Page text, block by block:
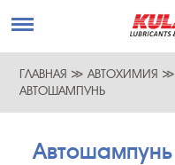
ГЛАВНАЯ ≫ АВТОХИМИЯ ≫
АВТОШАМПУНЬ
Автошампунь